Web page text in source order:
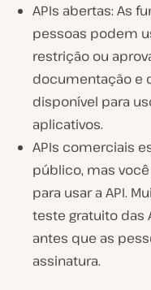
APIs abertas: As
pessoas podem
restrição ou
documentação e
disponível para
aplicativos.
APIs comerciais
público, mas
para usar a API.
teste gratuito das
antes que as
assinatura.